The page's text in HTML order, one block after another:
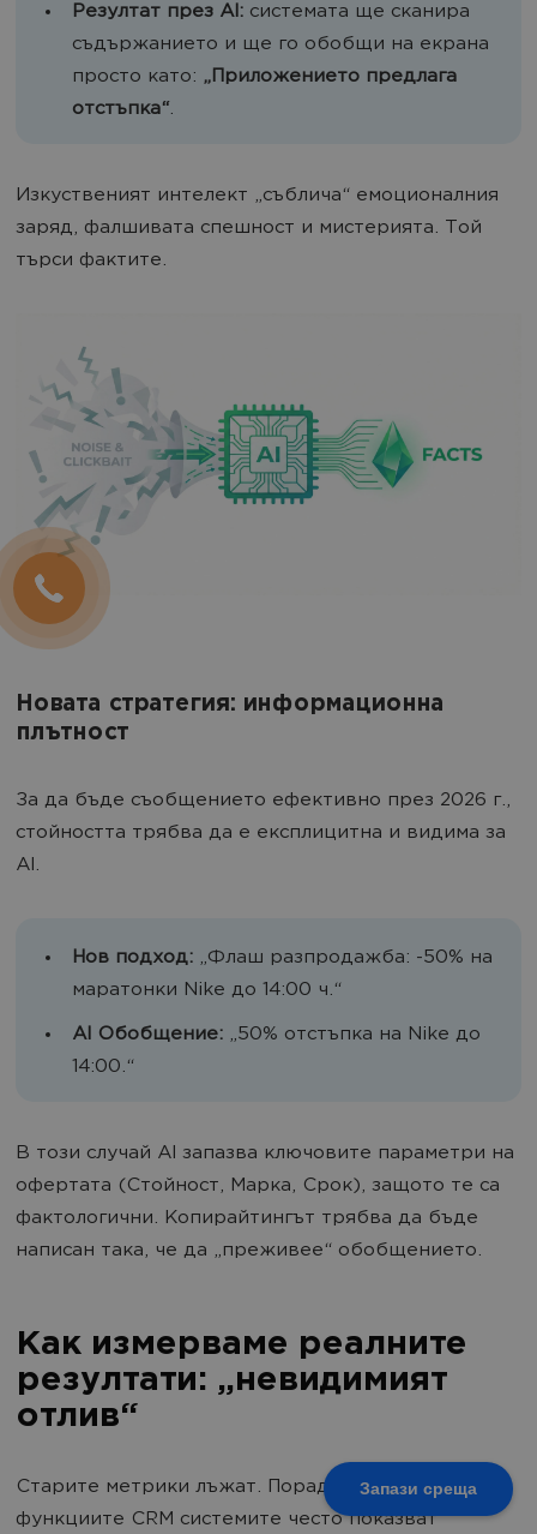
Запази среща
Резултат през AI: системата ще сканира
съдържанието и ще го обобщи на екрана
просто като: „Приложението предлага
отстъпка“.
Изкуственият интелект „съблича“ емоционалния
заряд, фалшивата спешност и мистерията. Той
търси фактите.
Новата стратегия: информационна
плътност
За да бъде съобщението ефективно през 2026 г.,
стойността трябва да е експлицитна и видима за
AI.
Нов подход: „Флаш разпродажба: -50% на
маратонки Nike до 14:00 ч.“
AI Обобщение: „50% отстъпка на Nike до
14:00.“
В този случай AI запазва ключовите параметри на
офертата (Стойност, Марка, Срок), защото те са
фактологични. Копирайтингът трябва да бъде
написан така, че да „преживее“ обобщението.
Как измерваме реалните
резултати: „невидимият
отлив“
Старите метрики лъжат. Поради Auto-Revoke
функциите CRM системите често показват